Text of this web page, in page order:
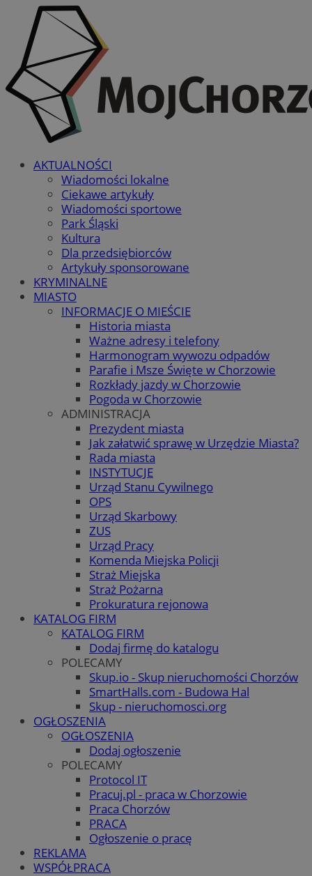
AKTUALNOŚCI
Wiadomości lokalne
Ciekawe artykuły
Wiadomości sportowe
Park Śląski
Kultura
Dla przedsiębiorców
Artykuły sponsorowane
KRYMINALNE
MIASTO
INFORMACJE O MIEŚCIE
Historia miasta
Ważne adresy i telefony
Harmonogram wywozu odpadów
Parafie i Msze Święte w Chorzowie
Rozkłady jazdy w Chorzowie
Pogoda w Chorzowie
ADMINISTRACJA
Prezydent miasta
Jak załatwić sprawę w Urzędzie Miasta?
Rada miasta
INSTYTUCJE
Urząd Stanu Cywilnego
OPS
Urząd Skarbowy
ZUS
Urząd Pracy
Komenda Miejska Policji
Straż Miejska
Straż Pożarna
Prokuratura rejonowa
KATALOG FIRM
KATALOG FIRM
Dodaj firmę do katalogu
POLECAMY
Skup.io - Skup nieruchomości Chorzów
SmartHalls.com - Budowa Hal
Skup - nieruchomosci.org
OGŁOSZENIA
OGŁOSZENIA
Dodaj ogłoszenie
POLECAMY
Protocol IT
Pracuj.pl - praca w Chorzowie
Praca Chorzów
PRACA
Ogłoszenie o pracę
REKLAMA
WSPÓŁPRACA